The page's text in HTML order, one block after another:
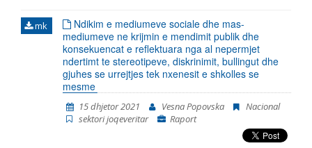
mk
Ndikim e mediumeve sociale dhe mas-
mediumeve ne krijmin e mendimit publik dhe
konsekuencat e reflektuara nga al nepermjet
ndertimt te stereotipeve, diskrinimit, bullingut dhe
gjuhes se urrejtjes tek nxenesit e shkolles se
mesme
15 dhjetor 2021 Vesna Popovska
Nacional
sektori joqeveritar
Raport